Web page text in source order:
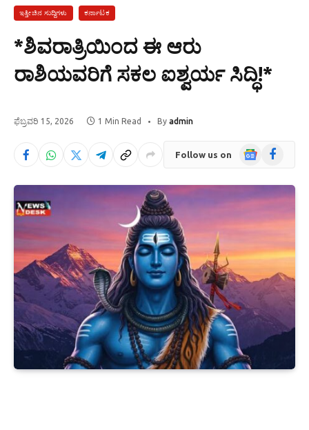
ಇತ್ತೀಚಿನ ಸುದ್ದಿಗಳು ಕರ್ನಾಟಕ
*ಶಿವರಾತ್ರಿಯಿಂದ ಈ ಆರು
ರಾಶಿಯವರಿಗೆ ಸಕಲ ಐಶ್ವರ್ಯ ಸಿದ್ಧಿ!*
ಫೆಬ್ರವರಿ 15, 2026 1 Min Read By admin
Follow us on
GoogleFacebook